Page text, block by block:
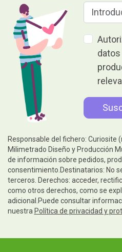
Responsable del fichero: Curiosite
Milimetrado Diseño y Producción
de información sobre pedidos,
consentimiento.Destinatarios: No
terceros. Derechos: acceder,
como otros derechos, como se
adicional.Puede consultar
nuestra Política de privacidad y